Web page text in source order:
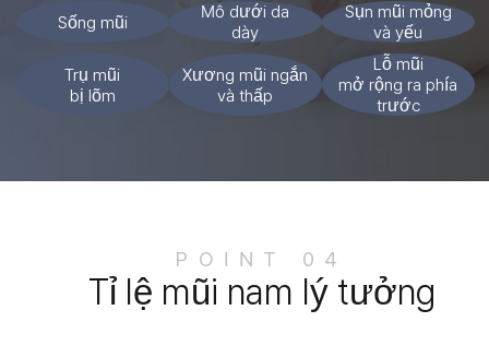
Sống mũi
Mô dưới da
dày
Sụn mũi mỏng
và yếu
Trụ mũi
bị lõm
Xương mũi ngắn
và thấp
Lỗ mũi
mở rộng ra phía
trước
POINT 04
Tỉ lệ mũi nam lý tưởng